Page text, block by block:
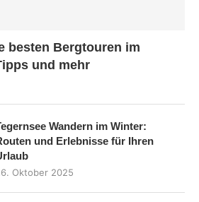
besten Bergtouren im
und mehr
Wandern im Winter:
und Erlebnisse für Ihren
Oktober 2025